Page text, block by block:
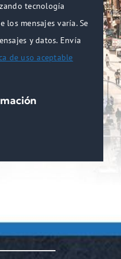
tecnología
los mensajes varía. Se
y datos. Envía
de uso aceptable